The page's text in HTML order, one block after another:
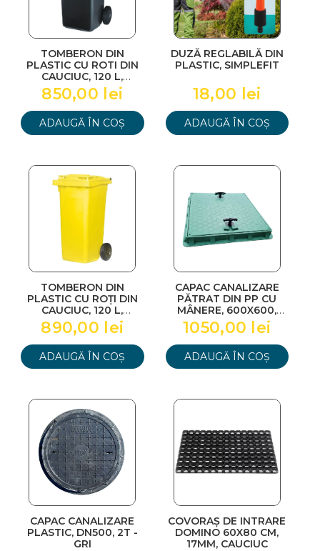
TOMBERON DIN
PLASTIC CU ROTI DIN
CAUCIUC, 120 L,
STANDART, GERMANIA,
NEGRU
850,00 lei
ADAUGĂ ÎN COȘ
DUZĂ REGLABILĂ DIN
PLASTIC, SIMPLEFIT
18,00 lei
ADAUGĂ ÎN COȘ
TOMBERON DIN
PLASTIC CU ROȚI DIN
CAUCIUC, 120 L,
STANDART, GERMANIA,
GALBEN
890,00 lei
ADAUGĂ ÎN COȘ
CAPAC CANALIZARE
PĂTRAT DIN PP CU
MÂNERE, 600X600,
VERDE
1050,00 lei
ADAUGĂ ÎN COȘ
CAPAC CANALIZARE
PLASTIC, DN500, 2T -
GRI
COVORAȘ DE INTRARE
DOMINO 60X80 CM,
17MM, CAUCIUC